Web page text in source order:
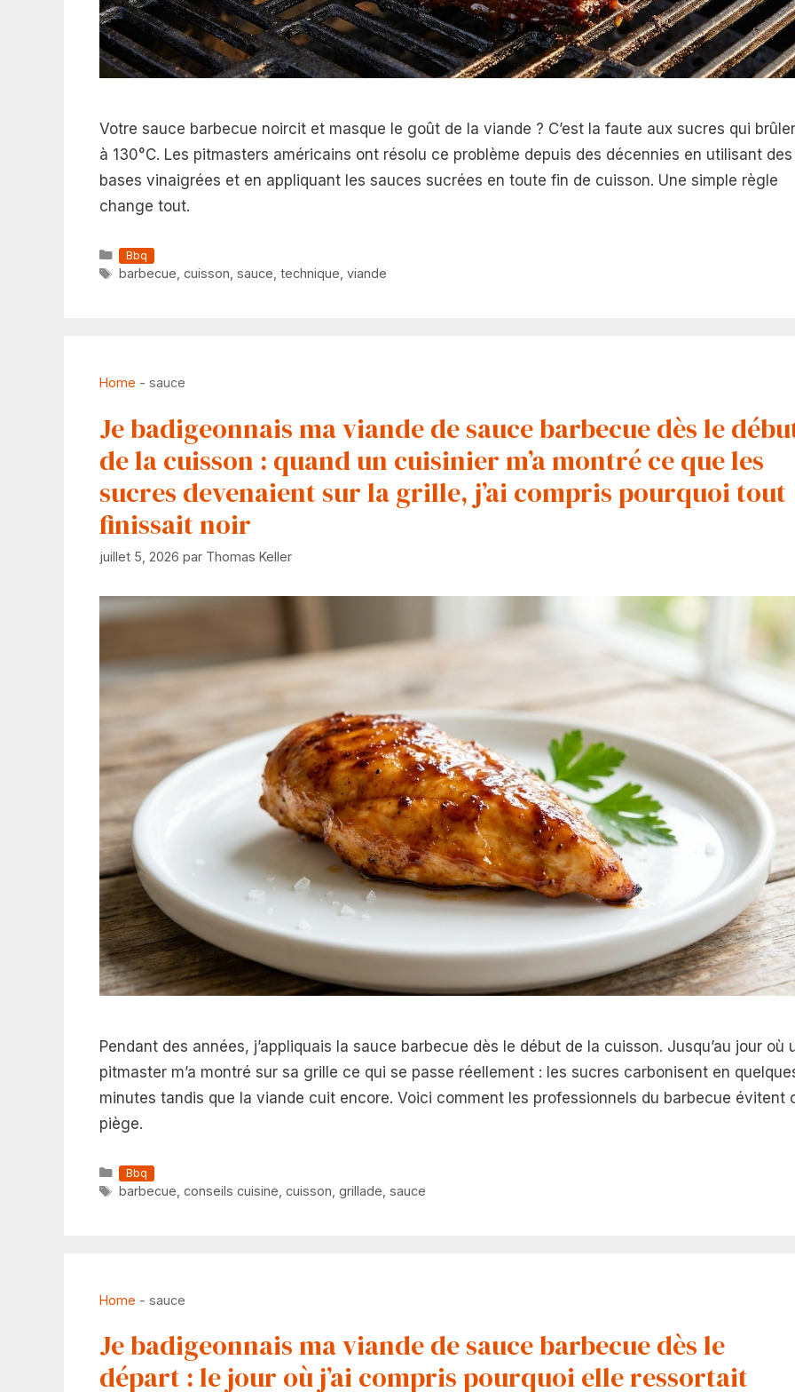
Votre sauce barbecue noircit et masque le goût de la viande ? C’est la faute aux sucres qui
à 130°C. Les pitmasters américains ont résolu ce problème depuis des décennies en utilisant des
bases vinaigrées et en appliquant les sauces sucrées en toute fin de cuisson. Une simple règle
change tout.
Catégories
Bbq
Étiquettes
barbecue cuisson sauce technique viande
Home - sauce
Je badigeonnais ma viande de sauce barbecue dès le
de la cuisson : quand un cuisinier m’a montré ce que les
sucres devenaient sur la grille, j’ai compris pourquoi tout
finissait noir
juillet 5, 2026 par Thomas Keller
Pendant des années, j’appliquais la sauce barbecue dès le début de la cuisson. Jusqu’au jour où
pitmaster m’a montré sur sa grille ce qui se passe réellement : les sucres carbonisent en
minutes tandis que la viande cuit encore. Voici comment les professionnels du barbecue évitent
piège.
Catégories
Bbq
Étiquettes
barbecue conseils cuisine cuisson grillade sauce
Home - sauce
Je badigeonnais ma viande de sauce barbecue dès le
départ : le jour où j’ai compris pourquoi elle ressortait